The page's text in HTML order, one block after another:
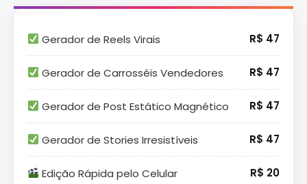
Gerador de Reels Virais R$ 47
Gerador de Carrosséis Vendedores R$ 47
Gerador de Post Estático Magnético R$ 47
Gerador de Stories Irresistíveis R$ 47
Edição Rápida pelo Celular R$ 20